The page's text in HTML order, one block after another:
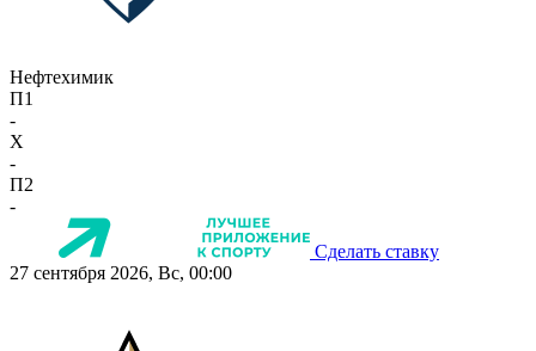
Нефтехимик
П1
-
X
-
П2
-
Сделать ставку
27 сентября 2026, Вс, 00:00